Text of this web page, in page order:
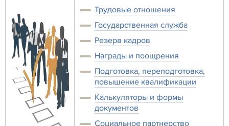
Трудовые отношения
Государственная служба
Резерв кадров
Награды и поощрения
Подготовка, переподготовка,
повышение квалификации
Калькуляторы и формы
документов
Социальное партнерство